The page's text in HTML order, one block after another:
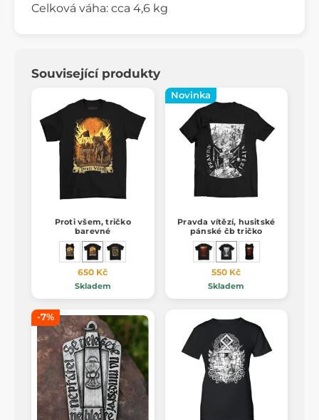
Celková váha: cca 4,6 kg
Související produkty
Proti všem, tričko
barevné
650 Kč
Skladem
Novinka
Pravda vítězí, husitské
pánské čb tričko
550 Kč
Skladem
-7%